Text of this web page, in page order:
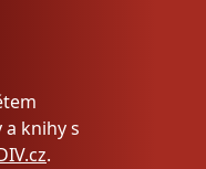
knihy s
.